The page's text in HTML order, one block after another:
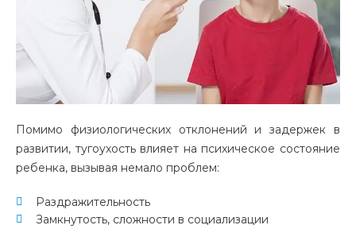
Помимо физиологических отклонений и задержек в
развитии, тугоухость влияет на психическое состояние
ребенка, вызывая немало проблем:
Раздражительность
Замкнутость, сложности в социализации